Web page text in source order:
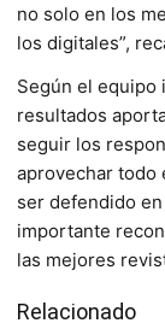
no solo en los
los digitales”,
Según el equipo
resultados
seguir los
aprovechar todo
ser defendido
importante
las mejores
Relacionado